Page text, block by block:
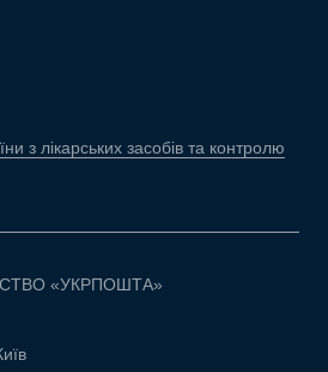
з лікарських засобів та контролю
«УКРПОШТА»